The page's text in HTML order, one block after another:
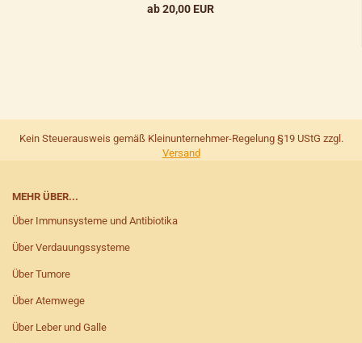
ab 20,00 EUR
Kein Steuerausweis gemäß Kleinunternehmer-Regelung §19 UStG zzgl.
Versand
MEHR ÜBER...
Über Immunsysteme und Antibiotika
Über Verdauungssysteme
Über Tumore
Über Atemwege
Über Leber und Galle